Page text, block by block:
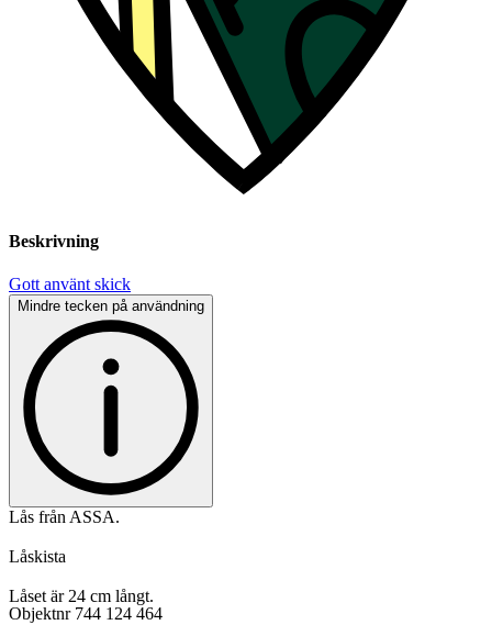
Beskrivning
Gott använt skick
Mindre tecken på användning
Lås från ASSA.
Låskista
Låset är 24 cm långt.
Objektnr 744 124 464